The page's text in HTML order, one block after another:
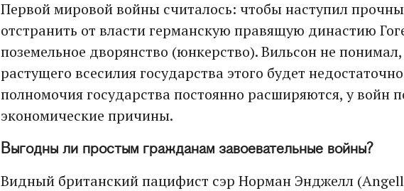
Первой мировой войны считалось: чтобы наступил
отстранить от власти германскую правящую династию
поземельное дворянство (юнкерство). Вильсон не
растущего всесилия государства этого будет
полномочия государства постоянно расширяются, у войн
экономические причины.
Выгодны ли простым гражданам завоевательные войны?
Видный британский пацифист сэр Норман Энджелл